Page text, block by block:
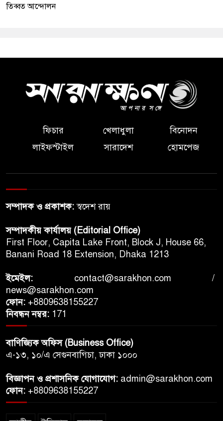
তিব্বত আন্দোলন
ফিচার খেলাধুলা
বিনোদন
লাইফস্টাইল
সারাদেশ হোমপেজ
সম্পাদক ও প্রকাশক:স্বদেশ রায়
সম্পাদকীয় কার্যালয় (Editorial Office)
First Floor, Capita Lake Front, Block J, House 66,
Banani Road 18 Extension, Dhaka 1213
ইমেইল: contact@sarakhon.com /
news@sarakhon.com
ফোন: +8809638155227
নিবন্ধন নম্বর: 171
বাণিজ্যিক অফিস (Business Office)
এ-১৩, ১০/এ সেগুনবাগিচা, ঢাকা ১০০০
বিজ্ঞাপন ও প্রশাসনিক যোগাযোগ: admin@sarakhon.com
ফোন: +8809638155227